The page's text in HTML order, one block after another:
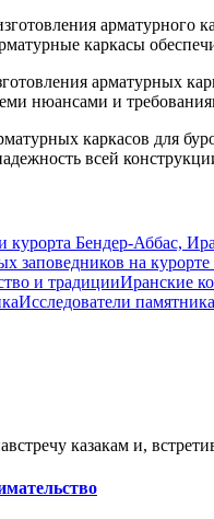
арматурного
каркасы
арматурных
нюансами и
каркасов для
всей
Иранские
Исследователи памятника
казакам и,